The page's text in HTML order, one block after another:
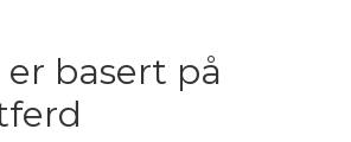
basert på